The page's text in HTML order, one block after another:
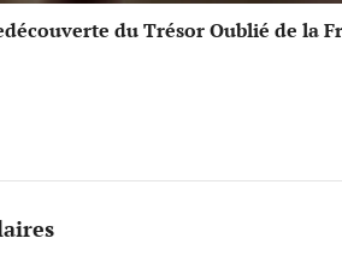
du Trésor Oublié de la